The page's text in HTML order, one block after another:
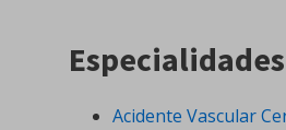
Especialidades
Acidente Vascular